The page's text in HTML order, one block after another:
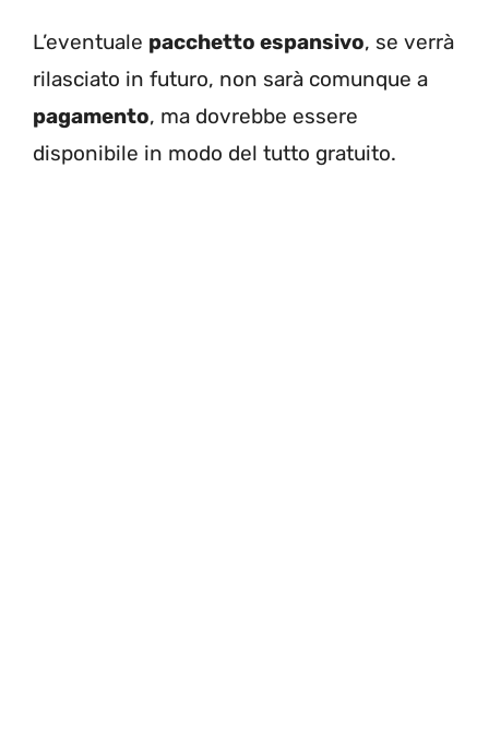
L’eventuale pacchetto espansivo, se verrà
rilasciato in futuro, non sarà comunque a
pagamento, ma dovrebbe essere
disponibile in modo del tutto gratuito.